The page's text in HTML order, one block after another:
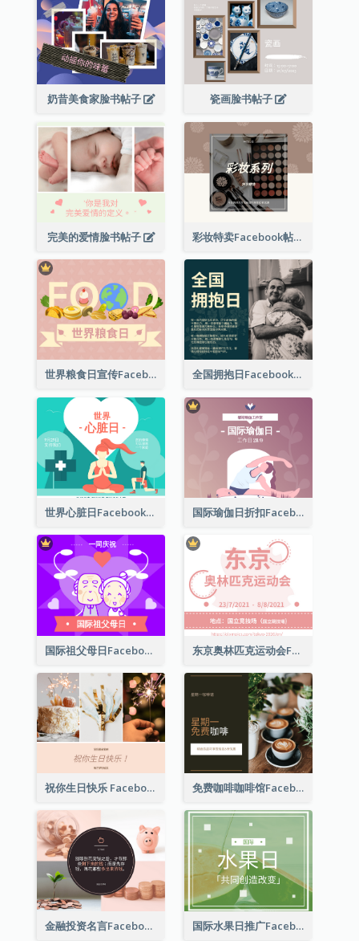
奶昔美食家脸书帖子 瓷画脸书帖子
完美的爱情脸书帖子 彩妆特卖Facebook帖子
世界粮食日宣传Facebook帖子 全国拥抱日Facebook帖子
世界心脏日Facebook帖子 国际瑜伽日折扣Facebook帖子
国际祖父母日Facebook帖子 东京奥林匹克运动会Facebook帖子
祝你生日快乐 Facebook 帖子 免费咖啡咖啡馆Facebook帖子
金融投资名言Facebook帖子 国际水果日推广Facebook帖子